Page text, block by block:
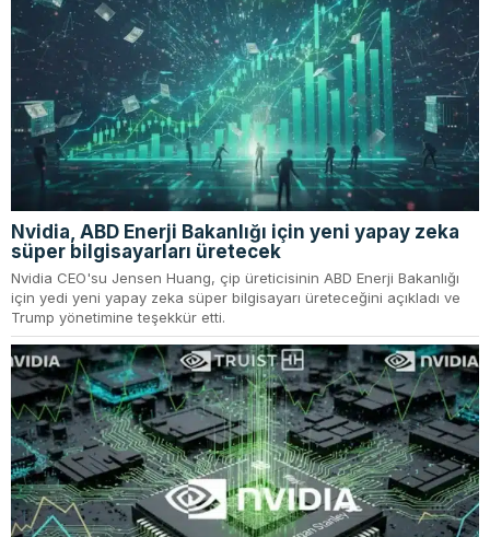
Nvidia, ABD Enerji Bakanlığı için yeni yapay zeka
süper bilgisayarları üretecek
Nvidia CEO'su Jensen Huang, çip üreticisinin ABD Enerji Bakanlığı
için yedi yeni yapay zeka süper bilgisayarı üreteceğini açıkladı ve
Trump yönetimine teşekkür etti.